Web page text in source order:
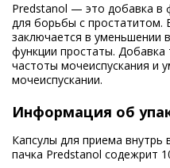
Predstanol — это добавка в
для борьбы с простатитом.
заключается в уменьшении
функции простаты.
частоты мочеиспускания и
мочеиспускании.
Информация об
Капсулы для приема внутрь
пачка Predstanol содежрит